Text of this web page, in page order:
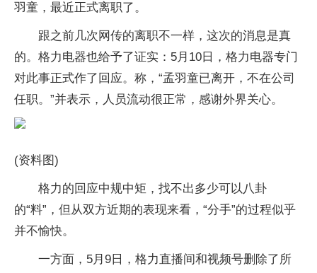
羽童，最近正式离职了。
跟之前几次网传的离职不一样，这次的消息是真
的。格力电器也给予了证实：5月10日，格力电器专门
对此事正式作了回应。称，“孟羽童已离开，不在公司
任职。”并表示，人员流动很正常，感谢外界关心。
(资料图)
格力的回应中规中矩，找不出多少可以八卦
的“料”，但从双方近期的表现来看，“分手”的过程似乎
并不愉快。
一方面，5月9日，格力直播间和视频号删除了所